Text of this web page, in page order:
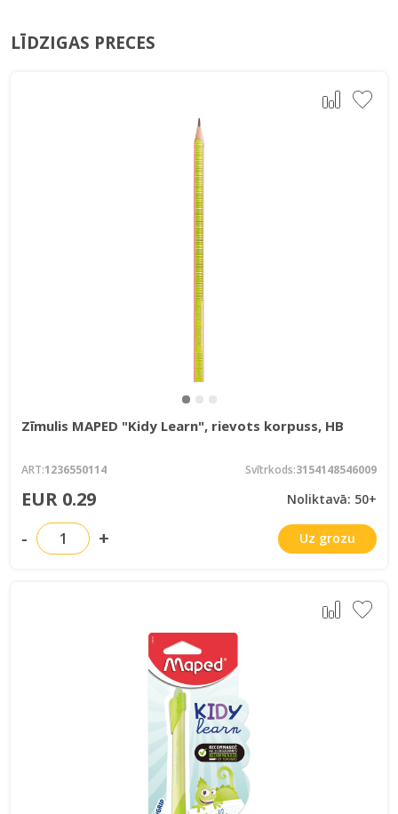
LĪDZIGAS PRECES
Zīmulis MAPED "Kidy Learn", rievots korpuss, HB
ART:1236550114 Svītrkods:3154148546009
EUR 0.29 Noliktavā: 50+
- + Uz grozu